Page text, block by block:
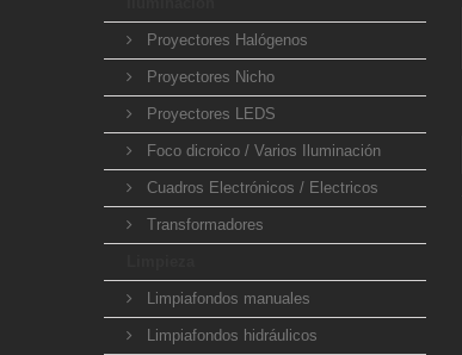
Proyectores Halógenos
Proyectores Nicho
Proyectores LEDS
Foco dicroico / Varios Iluminación
Cuadros Electrónicos / Electricos
Transformadores
Limpiafondos manuales
Limpiafondos hidráulicos